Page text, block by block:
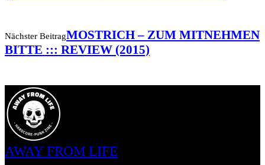
Nächster BeitragMOSTRICH – ZUM MITNEHMEN
BITTE ::: REVIEW (2015)
AWAY FROM LIFE